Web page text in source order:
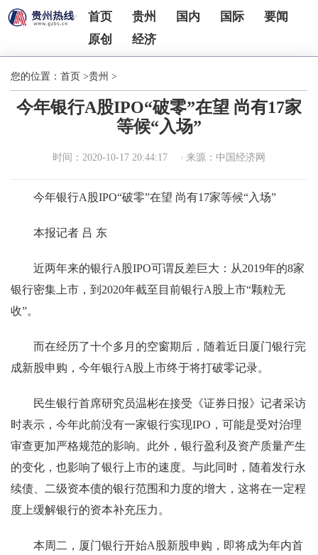
首页 贵州 国内 国际
要闻
原创
经济
您的位置： 首页 >贵州 >
今年银行A股IPO“破零”在望 尚有17家
等候“入场”
时间：2020-10-17 20:44:17 来源：中国经济网
今年银行A股IPO“破零”在望 尚有17家等候“入场”
本报记者 吕 东
近两年来的银行A股IPO可谓反差巨大：从2019年的8家
银行密集上市，到2020年截至目前银行A股上市“颗粒无
收”。
而在经历了十个多月的空窗期后，随着近日厦门银行完
成新股申购，今年银行A股上市终于将打破零记录。
民生银行首席研究员温彬在接受《证券日报》记者采访
时表示，今年此前没有一家银行实现IPO，可能是受对治理
审查更加严格规范的影响。此外，银行盈利及资产质量产生
的变化，也影响了银行上市的速度。与此同时，随着发行永
续债、二级资本债的银行范围和力度的增大，这将在一定程
度上缓解银行的资本补充压力。
本周二，厦门银行开始A股新股申购，即将成为年内首